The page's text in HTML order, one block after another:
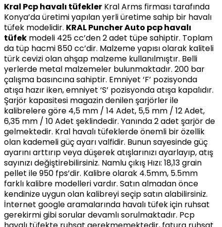
Kral Pcp havalı tüfekler Kral Arms firması tarafında
Konya’da üretimi yapılan yerli üretime sahip bir havalı
tüfek modelidir. KRAL PuncherAuto pcp havalı
tüfek modeli 425 cc’den 2 adet tüpe sahiptir. Toplam
da tüp hacmi 850 cc’dir. Malzeme yapısı olarak kaliteli
türk cevizi olan ahşap malzeme kullanılmıştır. Belli
yerlerde metal malzemeler bulunmaktadır. 200 bar
çalışma basıncına sahiptir. Emniyet ‘F’ pozisyonda
atışa hazır iken, emniyet ‘S’ pozisyonda atışa kapalıdır.
Şarjör kapasitesi magazin denilen şarjörler ile
kalibrelere göre 4,5 mm / 14 Adet, 5,5 mm / 12 Adet,
6,35 mm / 10 Adet şeklindedir. Yanında 2 adet şarjör de
gelmektedir. Kral havalı tüfeklerde önemli bir özellik
olan kademeli güç ayarı valfidir. Bunun sayesinde güç
ayarını arttırıp veya düşerek atışlarınızı ayarlayıp, atış
sayınızı değiştirebilirsiniz. Namlu çıkış Hızı: 18,13 grain
pellet ile 950 fps’dir. Kalibre olarak 4.5mm, 5.5mm
farklı kalibre modelleri vardır. Satın almadan önce
kendinize uygun olan kalibreyi seçip satın alabilirsiniz.
İnternet google aramalarında havalı tüfek için ruhsat
gerekirmi gibi sorular devamlı sorulmaktadır. Pcp